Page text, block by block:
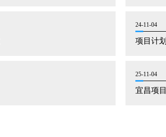
24-11-04
项目计
25-11-04
宜昌项